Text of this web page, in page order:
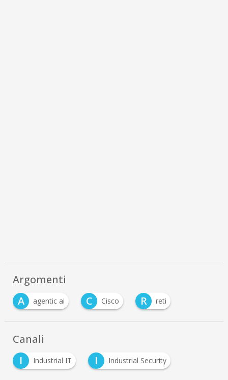
Argomenti
A
agentic ai C Cisco R reti
Canali
I
Industrial IT I Industrial Security